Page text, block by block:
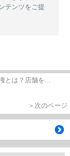
テンツをご提
とは？店舗を...
＞次のページ